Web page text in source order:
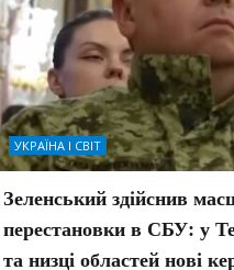
УКРАЇНА І СВІТ
Зеленський здійснив
перестановки в СБУ: у
та низці областей нові